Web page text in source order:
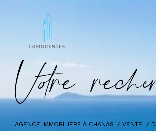
Vore rec
AGENCE IMMOBILIÈRE À CHANAS VENTE